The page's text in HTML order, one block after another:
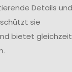
Details und
sie
bietet